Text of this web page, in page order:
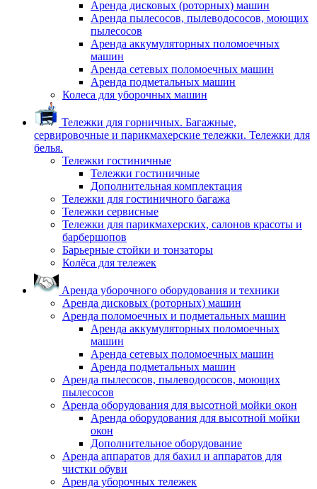
Аренда дисковых (роторных) машин
Аренда пылесосов, пылеводососов, моющих
пылесосов
Аренда аккумуляторных поломоечных
машин
Аренда сетевых поломоечных машин
Аренда подметальных машин
Колеса для уборочных машин
Тележки для горничных. Багажные,
сервировочные и парикмахерские тележки. Тележки для
белья.
Тележки гостиничные
Тележки гостиничные
Дополнительная комплектация
Тележки для гостиничного багажа
Тележки сервисные
Тележки для парикмахерских, салонов красоты и
барбершопов
Барьерные стойки и тонзаторы
Колёса для тележек
Аренда уборочного оборудования и техники
Аренда дисковых (роторных) машин
Аренда поломоечных и подметальных машин
Аренда аккумуляторных поломоечных
машин
Аренда сетевых поломоечных машин
Аренда подметальных машин
Аренда пылесосов, пылеводососов, моющих
пылесосов
Аренда оборудования для высотной мойки окон
Аренда оборудования для высотной мойки
окон
Дополнительное оборудование
Аренда аппаратов для бахил и аппаратов для
чистки обуви
Аренда уборочных тележек